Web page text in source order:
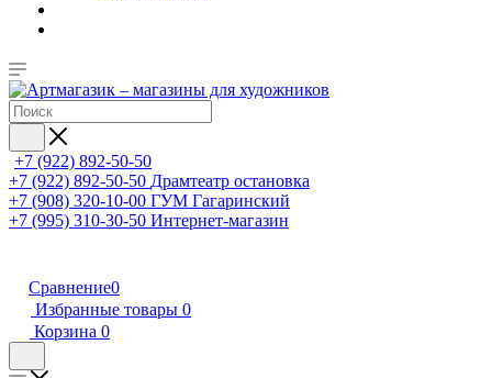
+7 (922) 892-50-50
+7 (922) 892-50-50 Драмтеатр остановка
+7 (908) 320-10-00 ГУМ Гагаринский
+7 (995) 310-30-50 Интернет-магазин
Сравнение0
Избранные товары 0
Корзина 0